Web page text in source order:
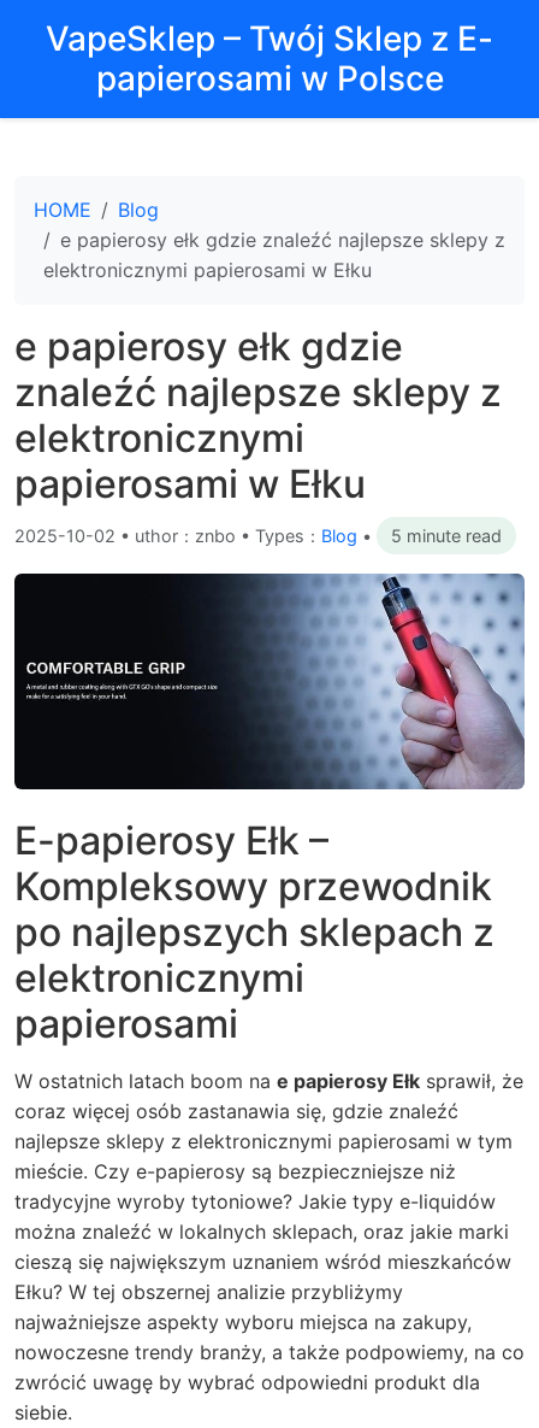
VapeSklep – Twój Sklep z E-
papierosami w Polsce
HOME
Blog
e papierosy ełk gdzie znaleźć najlepsze sklepy z
elektronicznymi papierosami w Ełku
e papierosy ełk gdzie
znaleźć najlepsze sklepy z
elektronicznymi
papierosami w Ełku
2025-10-02 • uthor：znbo • Types： Blog • 5 minute read
E-papierosy Ełk –
Kompleksowy przewodnik
po najlepszych sklepach z
elektronicznymi
papierosami
W ostatnich latach boom na e papierosy Ełk sprawił, że
coraz więcej osób zastanawia się, gdzie znaleźć
najlepsze sklepy z elektronicznymi papierosami w tym
mieście. Czy e-papierosy są bezpieczniejsze niż
tradycyjne wyroby tytoniowe? Jakie typy e-liquidów
można znaleźć w lokalnych sklepach, oraz jakie marki
cieszą się największym uznaniem wśród mieszkańców
Ełku? W tej obszernej analizie przybliżymy
najważniejsze aspekty wyboru miejsca na zakupy,
nowoczesne trendy branży, a także podpowiemy, na co
zwrócić uwagę by wybrać odpowiedni produkt dla
siebie.